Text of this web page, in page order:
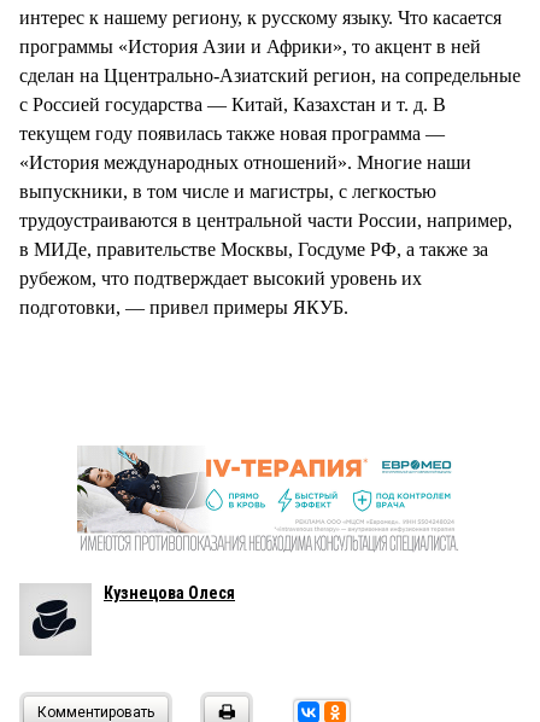
интерес к нашему региону, к русскому языку. Что касается
программы «История Азии и Африки», то акцент в ней
сделан на Ццентрально-Азиатский регион, на сопредельные
с Россией государства — Китай, Казахстан и т. д. В
текущем году появилась также новая программа —
«История международных отношений». Многие наши
выпускники, в том числе и магистры, с легкостью
трудоустраиваются в центральной части России, например,
в МИДе, правительстве Москвы, Госдуме РФ, а также за
рубежом, что подтверждает высокий уровень их
подготовки, — привел примеры ЯКУБ.
Кузнецова Олеся
Комментировать